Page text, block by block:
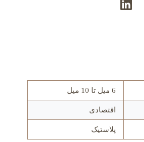
6 میل تا 10 میل
اقتصادی
پلاستیک